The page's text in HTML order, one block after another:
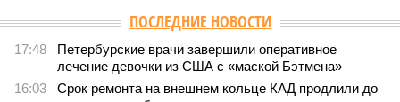
Версия //Власть //Названы главные мифы на тему летнего отключения
Домыслы и реальность